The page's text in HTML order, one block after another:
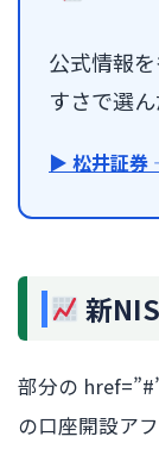
公式情報
すさで選ん
▶ 松井証券
新
部分の
の口座開設ア